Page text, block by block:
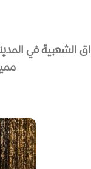
في